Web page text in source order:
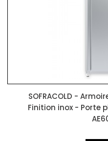
SOFRACOLD -
Finition inox - Porte